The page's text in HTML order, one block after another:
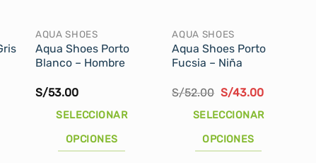
AQUA SHOES
Aqua Shoes Porto
Blanco – Hombre
S/53.00
SELECCIONAR
OPCIONES
AQUA SHOES
Aqua Shoes Porto
Fucsia – Niña
S/52.00 El
precio
original
S/52.00.
S/43.00El
actual
SELECCIONAR
OPCIONES